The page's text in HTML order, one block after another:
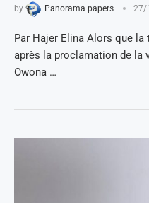
by Panorama papers 27/
Par Hajer Elina Alors que
après la proclamation de la
Owona …